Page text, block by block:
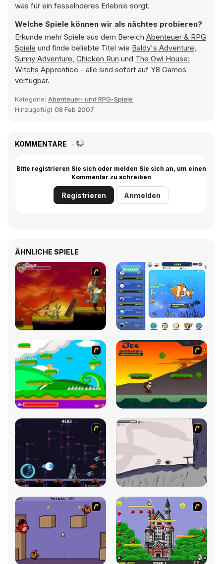
was für ein fesselnderes Erlebnis sorgt.
Welche Spiele können wir als nächtes probieren?
Erkunde mehr Spiele aus dem Bereich Abenteuer & RPG
Spiele und finde beliebte Titel wie Baldy's Adventure,
Sunny Adventure, Chicken Run und The Owl House:
Witchs Apprentice - alle sind sofort auf Y8 Games
verfügbar.
Kategorie: Abenteuer- und RPG-Spiele
Hinzugefügt 08 Feb 2007
KOMMENTARE
Bitte registrieren Sie sich oder melden Sie sich an, um einen
Kommentar zu schreiben
Registrieren Anmelden
ÄHNLICHE SPIELE